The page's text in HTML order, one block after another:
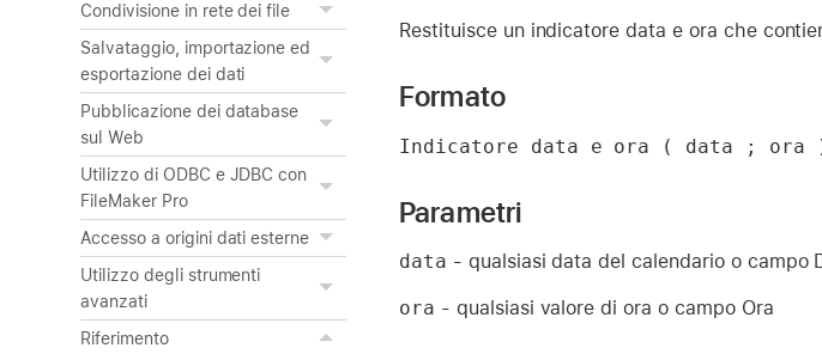
Condivisione in rete dei file
Salvataggio, importazione ed
esportazione dei dati
Pubblicazione dei database
sul Web
Utilizzo di ODBC e JDBC con
FileMaker Pro
Accesso a origini dati esterne
Utilizzo degli strumenti
avanzati
Riferimento
Restituisce un indicatore data e ora che
Formato
Indicatore data e ora ( data ; ora
Parametri
data - qualsiasi data del calendario o campo
ora - qualsiasi valore di ora o campo Ora